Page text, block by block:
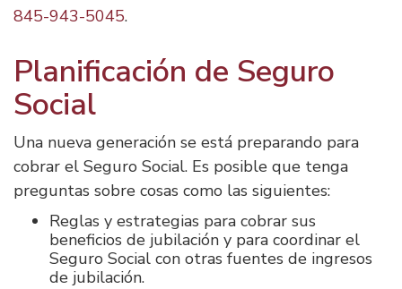
845-943-5045.
Planificación de Seguro
Social
Una nueva generación se está preparando para
cobrar el Seguro Social. Es posible que tenga
preguntas sobre cosas como las siguientes:
Reglas y estrategias para cobrar sus
beneficios de jubilación y para coordinar el
Seguro Social con otras fuentes de ingresos
de jubilación.